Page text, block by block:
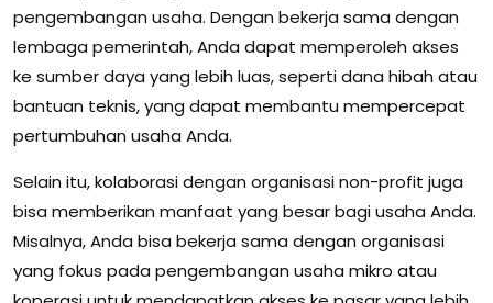
pengembangan usaha. Dengan bekerja sama dengan
lembaga pemerintah, Anda dapat memperoleh akses
ke sumber daya yang lebih luas, seperti dana hibah atau
bantuan teknis, yang dapat membantu mempercepat
pertumbuhan usaha Anda.
Selain itu, kolaborasi dengan organisasi non-profit juga
bisa memberikan manfaat yang besar bagi usaha Anda.
Misalnya, Anda bisa bekerja sama dengan organisasi
yang fokus pada pengembangan usaha mikro atau